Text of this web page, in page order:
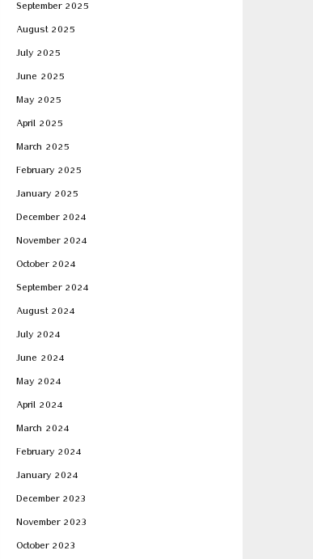
അബോര്‍ഷന്‍ സംഭവിച്ചാൽ രണ്ടാമത്
ഗര്‍ഭധാരണത്തിന് ബുദ്ധിമുട്ടുണ്ടാകുമോ?
September 2025
August 2025
July 2025
June 2025
May 2025
April 2025
March 2025
February 2025
January 2025
December 2024
November 2024
October 2024
September 2024
August 2024
July 2024
June 2024
May 2024
April 2024
March 2024
February 2024
January 2024
December 2023
November 2023
October 2023